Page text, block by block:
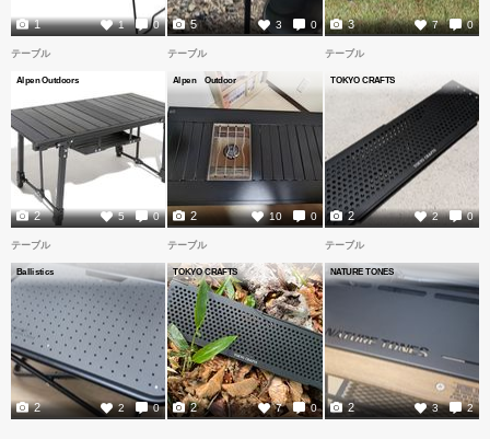
1 0
1 3 0
5 7 0
3
テーブル
Alpen Outdoors
5 0
2
テーブル
Alpen Outdoor
10 0
2
テーブル
TOKYO CRAFTS
2 0
2
テーブル
Ballistics
2 0
2
テーブル
TOKYO CRAFTS
7 0
2
テーブル
NATURE TONES
3 2
2